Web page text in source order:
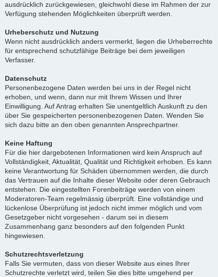
ausdrücklich zurückgewiesen, gleichwohl diese im Rahmen der zur
Verfügung stehenden Möglichkeiten überprüft werden.
Urheberschutz und Nutzung
Wenn nicht ausdrücklich anders vermerkt, liegen die Urheberrechte
für entsprechend schutzfähige Beiträge bei dem jeweiligen
Verfasser.
Datenschutz
Personenbezogene Daten werden bei uns in der Regel nicht
erhoben, und wenn, dann nur mit Ihrem Wissen und Ihrer
Einwilligung. Auf Antrag erhalten Sie unentgeltlich Auskunft zu den
über Sie gespeicherten personenbezogenen Daten. Wenden Sie
sich dazu bitte an den oben genannten Ansprechpartner.
Keine Haftung
Für die hier dargebotenen Informationen wird kein Anspruch auf
Vollständigkeit, Aktualität, Qualität und Richtigkeit erhoben. Es kann
keine Verantwortung für Schäden übernommen werden, die durch
das Vertrauen auf die Inhalte dieser Website oder deren Gebrauch
entstehen. Die eingestellten Forenbeiträge werden von einem
Moderatoren-Team regelmässig überprüft. Eine vollständige und
lückenlose Überprüfung ist jedoch nicht immer möglich und vom
Gesetzgeber nicht vorgesehen - darum sei in diesem
Zusammenhang ganz besonders auf den folgenden Punkt
hingewiesen.
Schutzrechtsverletzung
Falls Sie vermuten, dass von dieser Website aus eines Ihrer
Schutzrechte verletzt wird, teilen Sie dies bitte umgehend per